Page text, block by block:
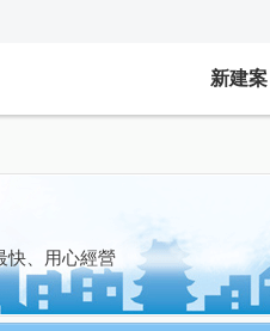
新建案
快、用心經營